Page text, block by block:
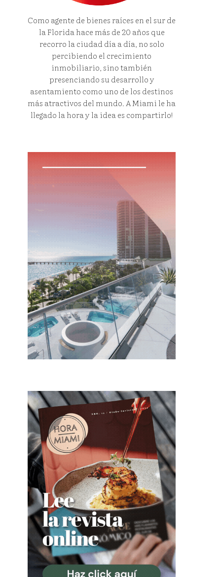
Como agente de bienes raíces en el sur de
la Florida hace más de 20 años que
recorro la ciudad día a día, no solo
percibiendo el crecimiento
inmobiliario, sino también
presenciando su desarrollo y
asentamiento como uno de los destinos
más atractivos del mundo. A Miami le ha
llegado la hora y la idea es compartirlo!